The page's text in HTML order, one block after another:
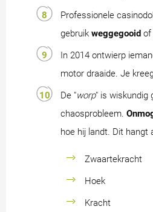
Professionele
gebruik weggegooid of
In 2014 ontwierp
motor draaide. Je
De "worp" is wiskundig
chaosprobleem.
hoe hij landt. Dit hangt
Zwaartekracht
Hoek
Kracht